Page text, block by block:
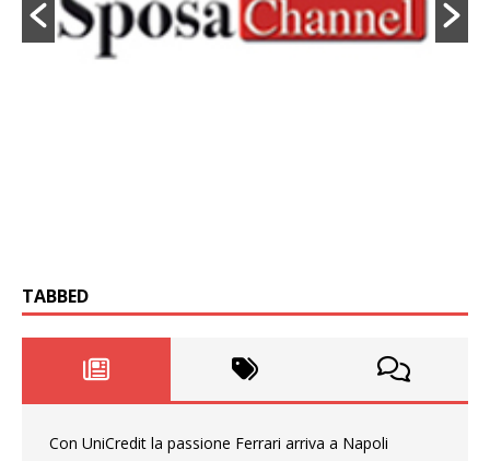
TABBED
Con UniCredit la passione Ferrari arriva a Napoli